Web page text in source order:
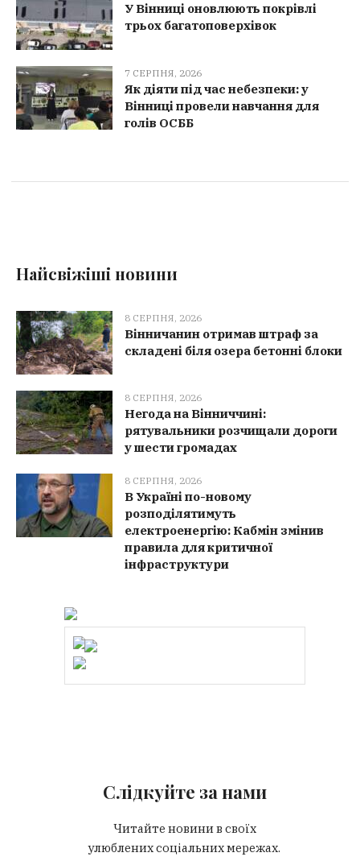
У Вінниці оновлюють покрівлі
трьох багатоповерхівок
7 СЕРПНЯ, 2026
Як діяти під час небезпеки: у
Вінниці провели навчання для
голів ОСББ
Найсвіжіші новини
8 СЕРПНЯ, 2026
Вінничанин отримав штраф за
складені біля озера бетонні блоки
8 СЕРПНЯ, 2026
Негода на Вінниччині:
рятувальники розчищали дороги
у шести громадах
8 СЕРПНЯ, 2026
В Україні по-новому
розподілятимуть
електроенергію: Кабмін змінив
правила для критичної
інфраструктури
Слідкуйте за нами
Читайте новини в своїх
улюблених соціальних мережах.